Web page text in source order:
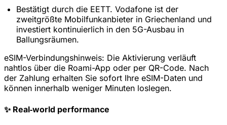
Bestätigt durch die EETT. Vodafone ist der
zweitgrößte Mobilfunkanbieter in Griechenland und
investiert kontinuierlich in den 5G-Ausbau in
Ballungsräumen.
eSIM-Verbindungshinweis: Die Aktivierung verläuft
nahtlos über die Roami-App oder per QR-Code. Nach
der Zahlung erhalten Sie sofort Ihre eSIM-Daten und
können innerhalb weniger Minuten loslegen.
✨ Real‑world performance
20% Rabatt für Neukunden
Heute eingelöst
817
Verbleibend
7